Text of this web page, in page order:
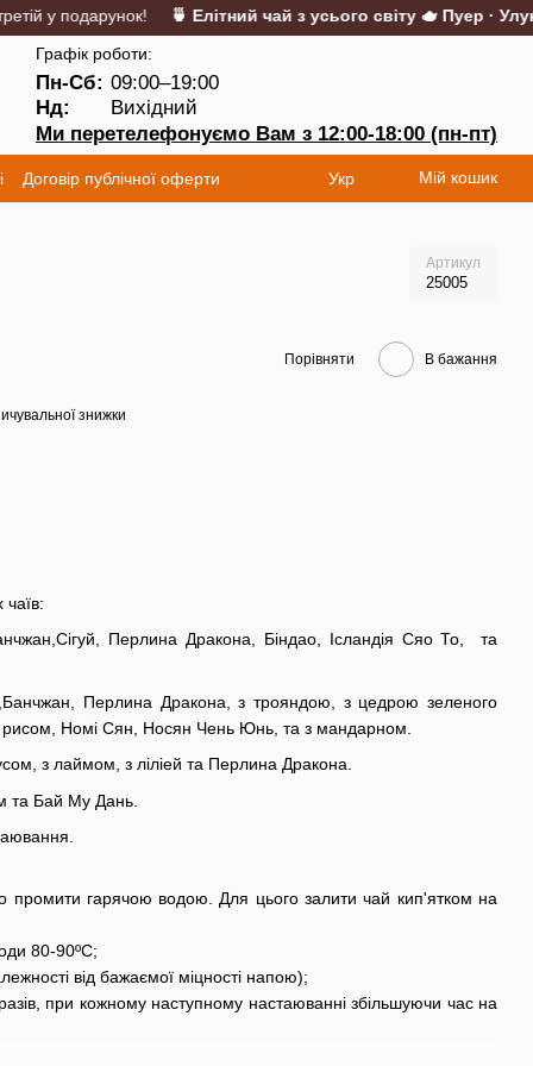
у подарунок!🍵 Елітний чай з усього світу 🫖 Пуер · Улун
Графік роботи:
Пн-Сб: 09:00–19:00
Нд:
Вихідний
Ми перетелефонуємо Вам з 12:00-18:00 (пн-пт)
Договір публічної оферти Укр Мій кошик
Артикул
25005
Порівняти В бажання
знижки
чаїв:
Перлина Дракона, Біндао, Ісландія Сяо То, та
Перлина Дракона, з трояндою, з цедрою зеленого
рисом, Номі Сян, Носян Чень Юнь, та з мандарном.
з лаймом, з ліліей та Перлина Дракона.
та Бай Му Дань.
промити гарячою водою. Для цього залити чай кип'ятком на
80-90ºС;
від бажаємої міцності напою);
при кожному наступному настаюванні збільшуючи час на